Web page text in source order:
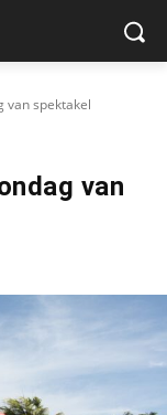
van spektakel
van